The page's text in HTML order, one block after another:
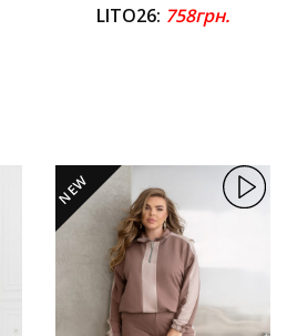
LITO26: 758грн.
NEW